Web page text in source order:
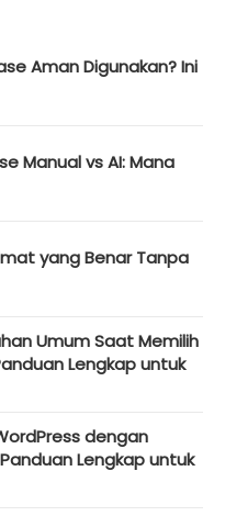
Aman Digunakan? Ini
Manual vs AI: Mana
yang Benar Tanpa
Umum Saat Memilih
Lengkap untuk
dengan
Lengkap untuk